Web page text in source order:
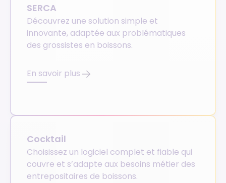
SERCA
Découvrez une solution simple et
innovante, adaptée aux problématiques
des grossistes en boissons.
En savoir plus
Cocktail
Choisissez un logiciel complet et fiable qui
couvre et s’adapte aux besoins métier des
entrepositaires de boissons.